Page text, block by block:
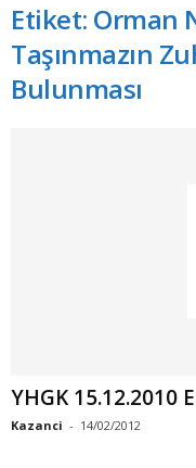
Etiket: Orman
Taşınmazın
Bulunması
YHGK 15.12.2010
Kazanci - 14/02/2012